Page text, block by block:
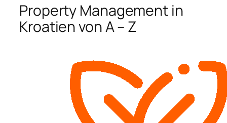
Property Management in
Kroatien von A – Z